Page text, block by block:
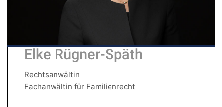
Elke Rügner-Späth
Rechtsanwältin
Fachanwältin für Familienrecht